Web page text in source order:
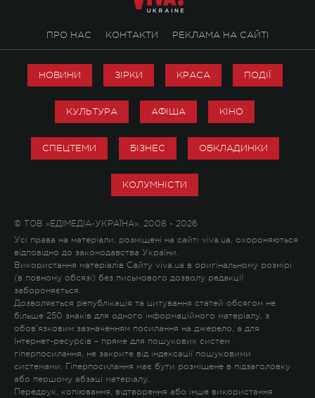
ПРО НАС КОНТАКТИ РЕКЛАМА НА САЙТІ
НОВИНИ ЗІРКИ КРАСА ПОДІЇ
КУЛЬТУРА АФІША КІНО
СПЕЦТЕМИ БІЗНЕС ОБКЛАДИНКИ
КОЛУМНІСТИ
© ТОВ «ЕДІМЕДІА-УКРАЇНА», 2008 - 2026
Усі права на матеріали, розміщені на сайті viva.ua, охороняються
відповідно до законодавства України.
Використання матеріалів Сайту viva.ua в оригінальному розмірі
(в повному обсязі) без письмового дозволу редакції
забороняється.
Дозволяється републікація та цитування статей обсягом не
більше 250 знаків для одного інформаційного матеріалу, з
обов'язковим зазначенням посилання на джерело, а для
Інтернет-ресурсів – пряме для пошукових систем
гіперпосилання, не закрите від індексації пошуковими
системами. Гіперпосилання має бути розміщене в підзаголовку
або першому абзаці матеріалу.
Передрук, копіювання, відтворення або інше використання